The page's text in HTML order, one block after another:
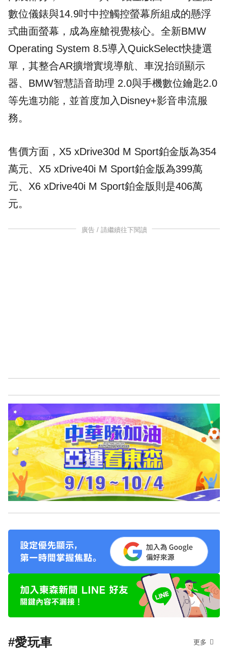
數位儀錶與14.9吋中控觸控螢幕所組成的懸浮
式曲面螢幕，成為座艙視覺核心。全新BMW
Operating System 8.5導入QuickSelect快捷選
單，其整合AR擴增實境導航、車況抬頭顯示
器、BMW智慧語音助理 2.0與手機數位鑰匙2.0
等先進功能，並首度加入Disney+影音串流服
務。
售價方面，X5 xDrive30d M Sport鉑金版為354
萬元、X5 xDrive40i M Sport鉑金版為399萬
元、X6 xDrive40i M Sport鉑金版則是406萬
元。
廣告 / 請繼續往下閱讀
#愛玩車 更多